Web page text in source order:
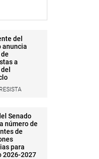
del
anuncia
a
Senado
número de
de
para
2026-2027